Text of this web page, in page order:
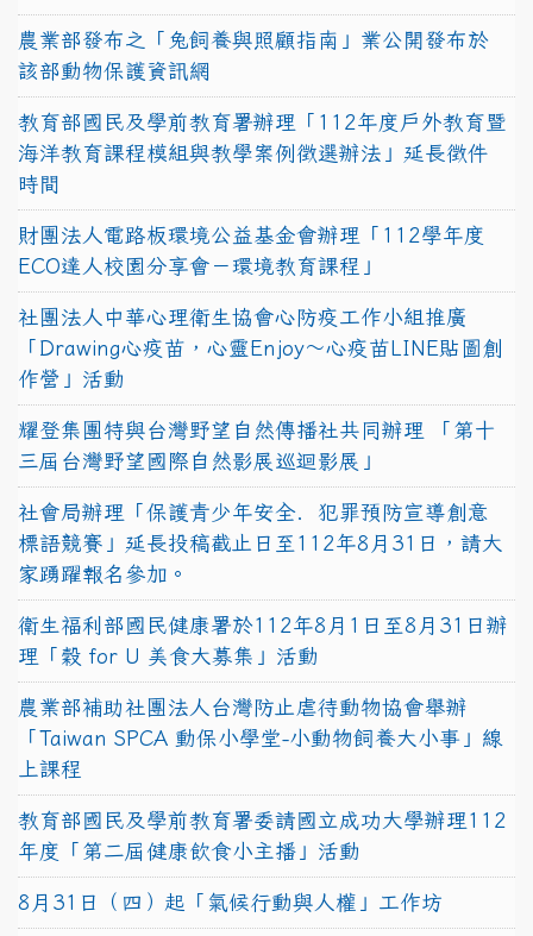
農業部發布之「兔飼養與照顧指南」業公開發布於
該部動物保護資訊網
教育部國民及學前教育署辦理「112年度戶外教育暨
海洋教育課程模組與教學案例徵選辦法」延長徵件
時間
財團法人電路板環境公益基金會辦理「112學年度
ECO達人校園分享會－環境教育課程」
社團法人中華心理衛生協會心防疫工作小組推廣
「Drawing心疫苗，心靈Enjoy〜心疫苗LINE貼圖創
作營」活動
耀登集團特與台灣野望自然傳播社共同辦理 「第十
三屆台灣野望國際自然影展巡迴影展」
社會局辦理「保護青少年安全．犯罪預防宣導創意
標語競賽」延長投稿截止日至112年8月31日，請大
家踴躍報名參加。
衛生福利部國民健康署於112年8月1日至8月31日辦
理「穀 for U 美食大募集」活動
農業部補助社團法人台灣防止虐待動物協會舉辦
「Taiwan SPCA 動保小學堂-小動物飼養大小事」線
上課程
教育部國民及學前教育署委請國立成功大學辦理112
年度「第二屆健康飲食小主播」活動
8月31日（四）起「氣候行動與人權」工作坊